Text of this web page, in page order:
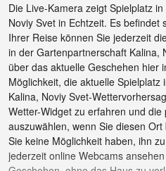
Die Live-Kamera zeigt Spielplatz
Noviy Svet in Echtzeit. Es befindet
Ihrer Reise können Sie jederzeit
in der Gartenpartnerschaft Kalina,
über das aktuelle Geschehen hier
Möglichkeit, die aktuelle
Kalina, Noviy Svet-
Wetter-Widget zu erfahren und die
auszuwählen, wenn Sie diesen
Sie keine Möglichkeit haben, ihn
jederzeit online Webcams